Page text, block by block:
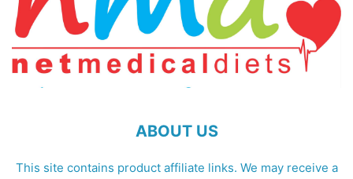
ABOUT US
This site contains product affiliate links. We may receive a